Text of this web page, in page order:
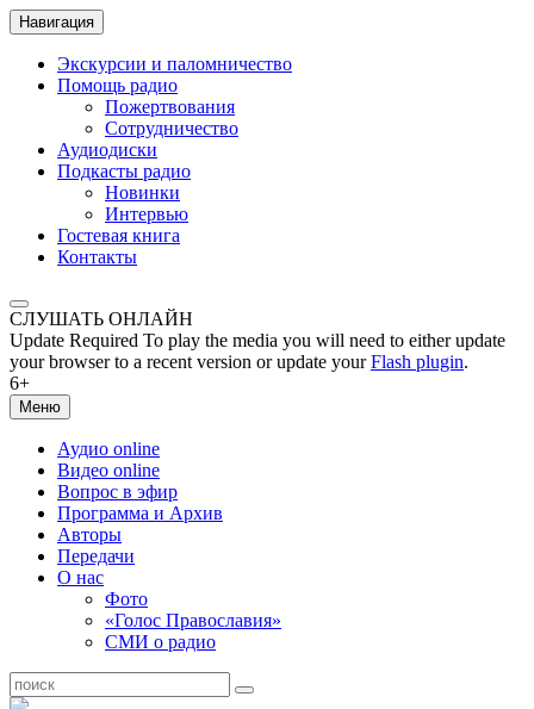
Навигация
Экскурсии и паломничество
Помощь радио
Пожертвования
Сотрудничество
Аудиодиски
Подкасты радио
Новинки
Интервью
Гостевая книга
Контакты
СЛУШАТЬ ОНЛАЙН
Update Required To play the media you will need to either update
your browser to a recent version or update yourFlash plugin.
6+
Меню
Аудио online
Видео online
Вопрос в эфир
Программа и Архив
Авторы
Передачи
О нас
Фото
«Голос Православия»
СМИ о радио